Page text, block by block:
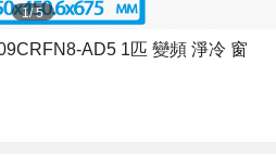
1/5
AD5 1匹 變頻 淨冷 窗